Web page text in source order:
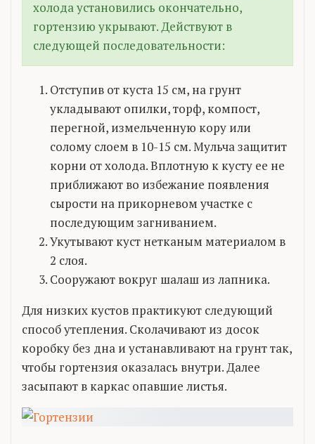
холода установились окончательно,
гортензию укрывают. Действуют в
следующей последовательности:
Отступив от куста 15 см, на грунт
укладывают опилки, торф, компост,
перегной, измельченную кору или
солому слоем в 10-15 см. Мульча защитит
корни от холода. Вплотную к кусту ее не
приближают во избежание появления
сырости на прикорневом участке с
последующим загниванием.
Укутывают куст нетканым материалом в
2 слоя.
Сооружают вокруг шалаш из лапника.
Для низких кустов практикуют следующий
способ утепления. Сколачивают из досок
коробку без дна и устанавливают на грунт так,
чтобы гортензия оказалась внутри. Далее
засыпают в каркас опавшие листья.